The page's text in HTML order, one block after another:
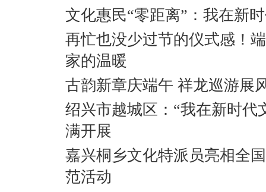
文化惠民“零距离”：我在新
再忙也没少过节的仪式感！
家的温暖
古韵新章庆端午 祥龙巡游展
绍兴市越城区：“我在新时代
满开展
嘉兴桐乡文化特派员亮相全
范活动